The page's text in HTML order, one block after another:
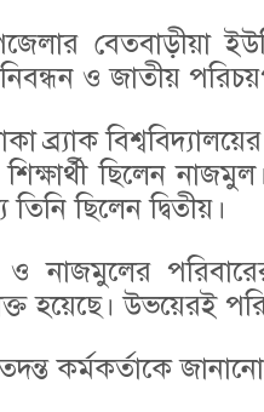
বেতবাড়ীয়া
ও জাতীয়
ব্র্যাক
শিক্ষার্থী ছিলেন
ছিলেন দ্বিতীয়।
নাজমুলের
হয়েছে। উভয়েরই
কর্মকর্তাকে জানানো